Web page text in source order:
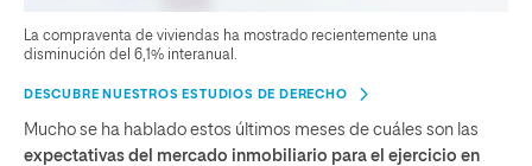
La compraventa de viviendas ha mostrado recientemente una
disminución del 6,1% interanual.
DESCUBRE NUESTROS ESTUDIOS DE DERECHO
Mucho se ha hablado estos últimos meses de cuáles son las
expectativas del mercado inmobiliario para el ejercicio en